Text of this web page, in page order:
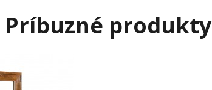
Príbuzné produkty